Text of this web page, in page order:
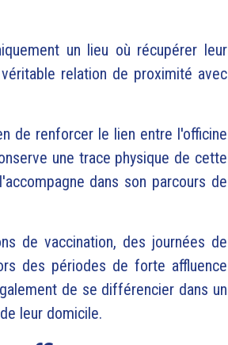
un lieu où récupérer leur
relation de proximité avec
de renforcer le lien entre l'officine
une trace physique de cette
dans son parcours de
de vaccination, des journées de
des périodes de forte affluence
de se différencier dans un
leur domicile.